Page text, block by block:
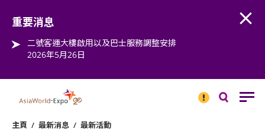
重要消息
二號客運大樓啟用以及巴士服務調整安排
2026年5月26日
消息
主頁 / 最新消息 / 最新活動